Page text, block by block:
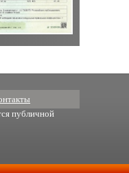
публичной